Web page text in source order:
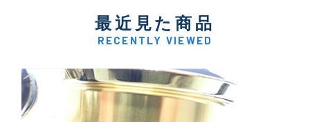
最近見た商品
RECENTLY VIEWED